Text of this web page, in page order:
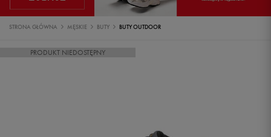
STRONA GŁÓWNA MĘSKIE BUTY BUTY OUTDOOR
PRODUKT NIEDOSTĘPNY